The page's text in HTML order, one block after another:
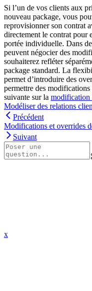
Si l’un de vos clients aux
nouveau package, vous
reprovisionner son contrat
directement le contrat pour
portée individuelle. Dans
peuvent négocier des
souhaiterez refléter
package standard. La
permet d’introduire des
permettre des
suivante sur la modification
Modéliser des relations
Précédent
Modifications et overrides
Suivant
x